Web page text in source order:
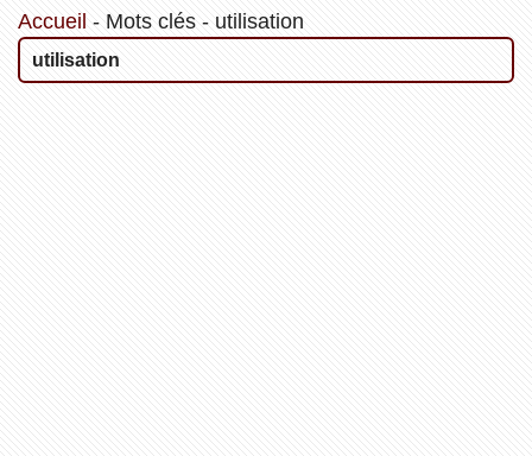
Accueil - Mots clés- utilisation
utilisation